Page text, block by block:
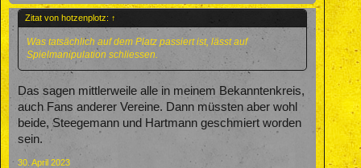
Zitat von hotzenplotz: ↑
Was tatsächlich auf dem Platz passiert ist, lässt auf
Spielmanipulation schliessen.
Das sagen mittlerweile alle in meinem Bekanntenkreis,
auch Fans anderer Vereine. Dann müssten aber wohl
beide, Steegemann und Hartmann geschmiert worden
sein.
30. April 2023